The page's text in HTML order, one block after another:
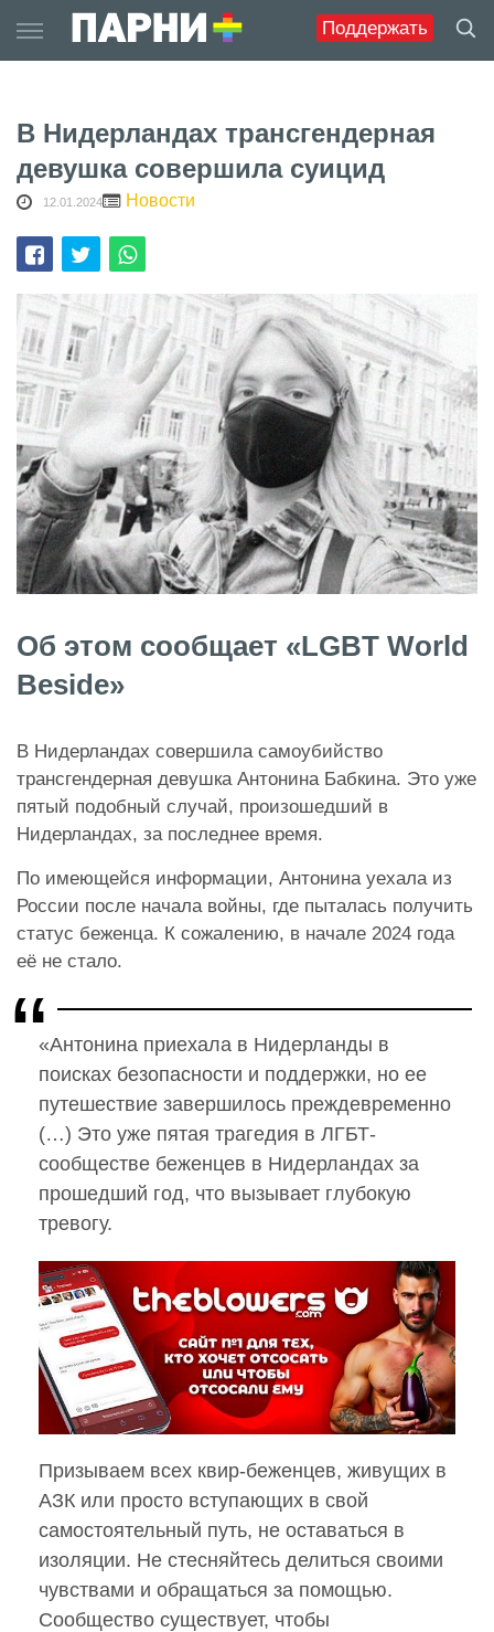
Поддержать
to
content
В Нидерландах трансгендерная
девушка совершила суицид
12.01.2024 Новости
Об этом сообщает «LGBT World
Beside»
В Нидерландах совершила самоубийство
трансгендерная девушка Антонина Бабкина. Это уже
пятый подобный случай, произошедший в
Нидерландах, за последнее время.
По имеющейся информации, Антонина уехала из
России после начала войны, где пыталась получить
статус беженца. К сожалению, в начале 2024 года
её не стало.
«Антонина приехала в Нидерланды в
поисках безопасности и поддержки, но ее
путешествие завершилось преждевременно
(…) Это уже пятая трагедия в ЛГБТ-
сообществе беженцев в Нидерландах за
прошедший год, что вызывает глубокую
тревогу.
Призываем всех квир-беженцев, живущих в
АЗК или просто вступающих в свой
самостоятельный путь, не оставаться в
изоляции. Не стесняйтесь делиться своими
чувствами и обращаться за помощью.
Сообщество существует, чтобы